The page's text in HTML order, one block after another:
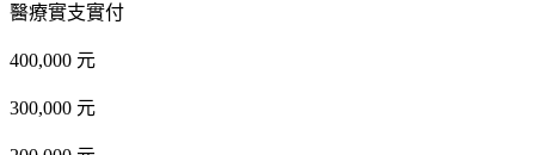
醫療實支實付
400,000 元
300,000 元